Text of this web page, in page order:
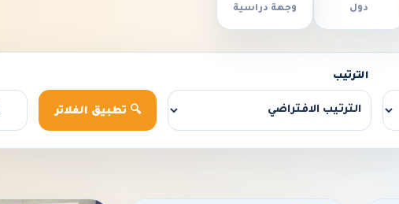
دول وجهة دراسية
الترتيب
🔍 تطبيق الفلاتر